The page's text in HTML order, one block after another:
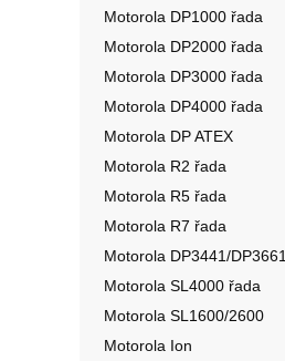
Motorola DP1000 řada
Motorola DP2000 řada
Motorola DP3000 řada
Motorola DP4000 řada
Motorola DP ATEX
Motorola R2 řada
Motorola R5 řada
Motorola R7 řada
Motorola DP3441/DP3661
Motorola SL4000 řada
Motorola SL1600/2600
Motorola Ion